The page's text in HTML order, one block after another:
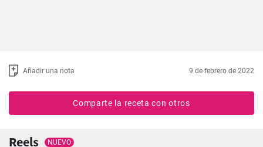
Añadir una nota 9 de febrero de 2022
Comparte la receta con otros
Reels NUEVO